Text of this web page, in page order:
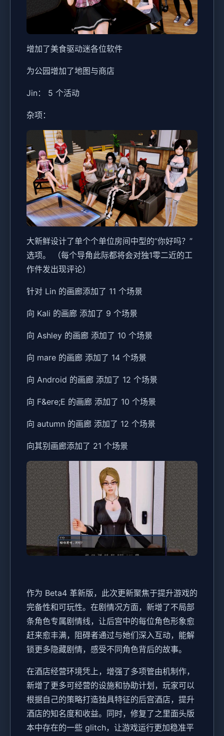
增加了美食驱动迷各位软件
为公园增加了地图与商店
Jin： 5 个活动
杂项：
大新鲜设计了单个个单位房间中型的“你好吗？”
选项。 （每个导角此际都将会对独1零二近的工
作件发出现评论）
针对 Lin 的画廊添加了 11 个场景
向 Kali 的画廊 添加了 9 个场景
向 Ashley 的画廊 添加了 10 个场景
向 mare 的画廊 添加了 14 个场景
向 Android 的画廊 添加了 12 个场景
向 F&ere;E 的画廊 添加了 10 个场景
向 autumn 的画廊 添加了 12 个场景
向其别画廊添加了 21 个场景
作为 Beta4 革新版，此次更新聚焦于提升游戏的
完备性和可玩性。在剧情况方面，新增了不局部
条角色专属剧情线，让后宫中的每位角色形象愈
赶来愈丰满，阻碍者通过与她们深入互动，能解
锁更多隐藏剧情，感受不同角色背后的故事。
在酒店经营环境凭上，增强了多项管由机制作，
新增了更多可经营的设施和协助计划，玩家可以
根据自己的策略打造独具特征的后宫酒店，提升
酒店的知名度和收益。同时，修复了之里面头版
本中存在的一些 glitch，让游戏运行更加稳准平